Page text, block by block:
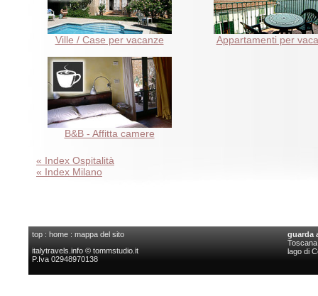
Ville / Case per vacanze Appartamenti per
B&B - Affitta camere
« Index Ospitalità
« Index Milano
top : home : mappa del sito
italytravels.info © tommstudio.it
P.Iva 02948970138
guarda
lago di